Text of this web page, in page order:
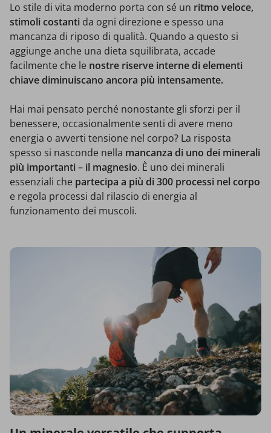
Lo stile di vita moderno porta con sé un ritmo veloce,
stimoli costanti da ogni direzione e spesso una
mancanza di riposo di qualità. Quando a questo si
aggiunge anche una dieta squilibrata, accade
facilmente che le nostre riserve interne di elementi
chiave diminuiscano ancora più intensamente.
Hai mai pensato perché nonostante gli sforzi per il
benessere, occasionalmente senti di avere meno
energia o avverti tensione nel corpo? La risposta
spesso si nasconde nella mancanza di uno dei minerali
più importanti – il magnesio. È uno dei minerali
essenziali che partecipa a più di 300 processi nel corpo
e regola processi dal rilascio di energia al
funzionamento dei muscoli.